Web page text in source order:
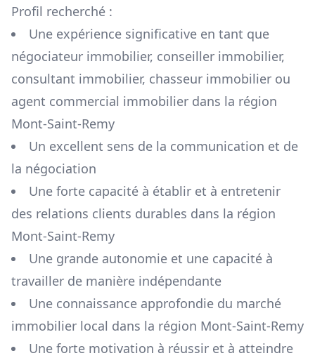
Profil recherché :
Une expérience significative en tant que
négociateur immobilier, conseiller immobilier,
consultant immobilier, chasseur immobilier ou
agent commercial immobilier dans la région
Mont-Saint-Remy
Un excellent sens de la communication et de
la négociation
Une forte capacité à établir et à entretenir
des relations clients durables dans la région
Mont-Saint-Remy
Une grande autonomie et une capacité à
travailler de manière indépendante
Une connaissance approfondie du marché
immobilier local dans la région Mont-Saint-Remy
Une forte motivation à réussir et à atteindre